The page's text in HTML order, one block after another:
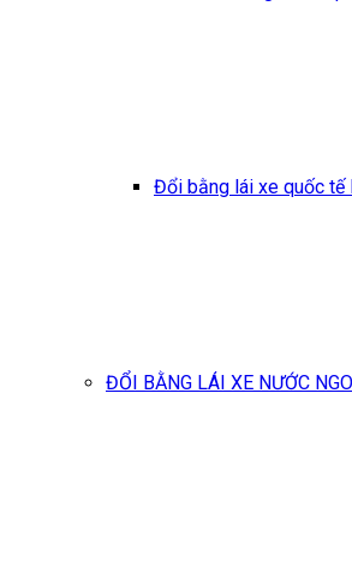
Đổi bằng lái xe quốc tế
ĐỔI BẰNG LÁI XE NƯỚC